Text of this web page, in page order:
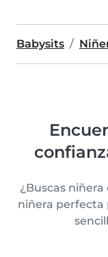
Babysits
¿Buscas
niñera perfecta